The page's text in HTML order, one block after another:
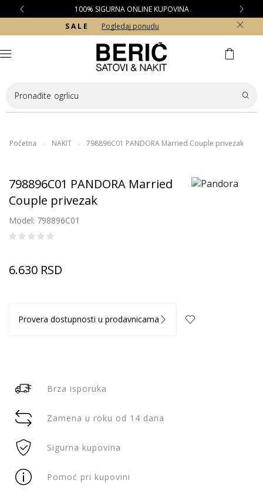
100% SIGURNA ONLINE KUPOVINA
S A L E
Pogledaj ponudu
Pronađite ogrlicu
Početna / NAKIT / 798896C01 PANDORA Married Couple privezak
798896C01 PANDORA Married
Couple privezak
Model: 798896C01
6.630 RSD
Provera dostupnosti u prodavnicama
Brza isporuka
Zamena u roku od 14 dana
Sigurna kupovina
Pomoć pri kupovini